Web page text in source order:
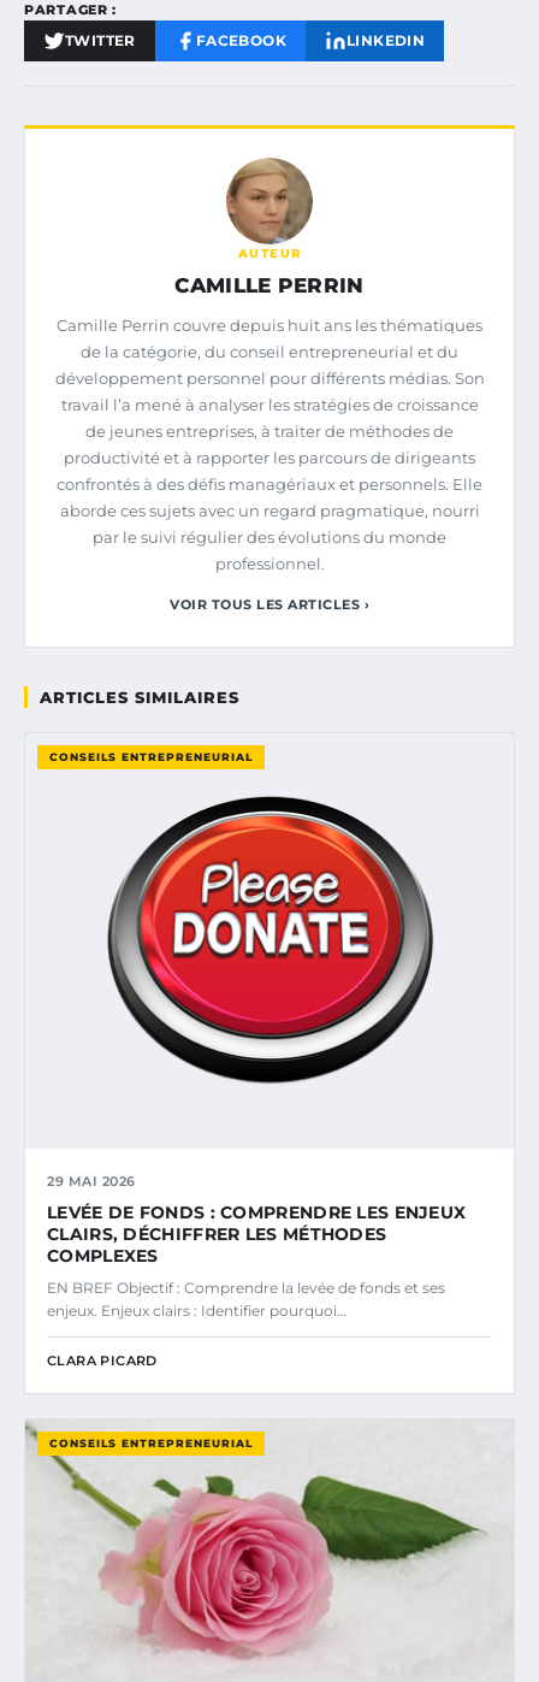
PARTAGER :
TWITTER FACEBOOK LINKEDIN
AUTEUR
CAMILLE PERRIN
Camille Perrin couvre depuis huit ans les thématiques
de la catégorie, du conseil entrepreneurial et du
développement personnel pour différents médias. Son
travail l’a mené à analyser les stratégies de croissance
de jeunes entreprises, à traiter de méthodes de
productivité et à rapporter les parcours de dirigeants
confrontés à des défis managériaux et personnels. Elle
aborde ces sujets avec un regard pragmatique, nourri
par le suivi régulier des évolutions du monde
professionnel.
VOIR TOUS LES ARTICLES ›
ARTICLES SIMILAIRES
CONSEILS ENTREPRENEURIAL
29 MAI 2026
LEVÉE DE FONDS : COMPRENDRE LES ENJEUX
CLAIRS, DÉCHIFFRER LES MÉTHODES
COMPLEXES
EN BREF Objectif : Comprendre la levée de fonds et ses
enjeux. Enjeux clairs : Identifier pourquoi…
CLARA PICARD
CONSEILS ENTREPRENEURIAL